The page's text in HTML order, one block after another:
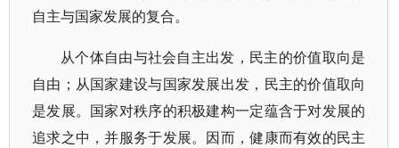
自主与国家发展的复合。
从个体自由与社会自主出发，民主的价值取向是
自由；从国家建设与国家发展出发，民主的价值取向
是发展。国家对秩序的积极建构一定蕴含于对发展的
追求之中，并服务于发展。因而，健康而有效的民主